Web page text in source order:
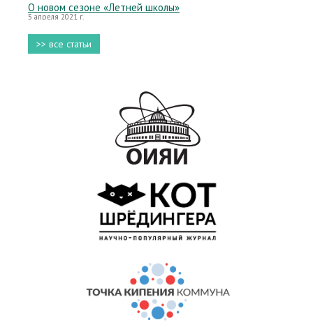
О новом сезоне «Летней школы»
5 апреля 2021 г.
>> все статьи